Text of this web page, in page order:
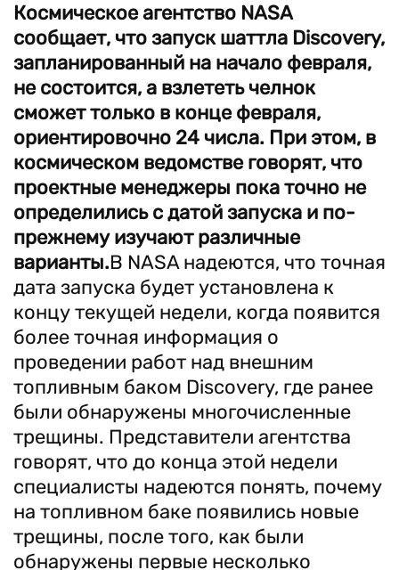
Космическое агентство NASA
сообщает, что запуск шаттла Discovery,
запланированный на начало февраля,
не состоится, а взлететь челнок
сможет только в конце февраля,
ориентировочно 24 числа. При этом, в
космическом ведомстве говорят, что
проектные менеджеры пока точно не
определились с датой запуска и по-
прежнему изучают различные
варианты.В NASA надеются, что точная
дата запуска будет установлена к
концу текущей недели, когда появится
более точная информация о
проведении работ над внешним
топливным баком Discovery, где ранее
были обнаружены многочисленные
трещины. Представители агентства
говорят, что до конца этой недели
специалисты надеются понять, почему
на топливном баке появились новые
трещины, после того, как были
обнаружены первые несколько